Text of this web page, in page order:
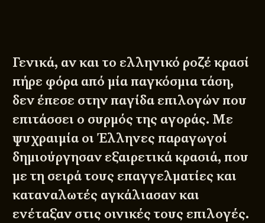
Γενικά, αν και το ελληνικό ροζέ κρασί
πήρε φόρα από μία παγκόσμια τάση,
δεν έπεσε στην παγίδα επιλογών που
επιτάσσει ο συρμός της αγοράς. Με
ψυχραιμία οι Έλληνες παραγωγοί
δημιούργησαν εξαιρετικά κρασιά, που
με τη σειρά τους επαγγελματίες και
καταναλωτές αγκάλιασαν και
ενέταξαν στις οινικές τους επιλογές.